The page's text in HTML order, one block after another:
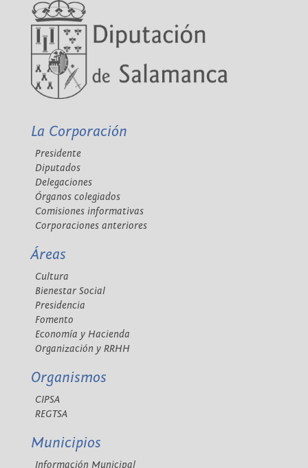
La Corporación
Presidente
Diputados
Delegaciones
Órganos colegiados
Comisiones informativas
Corporaciones anteriores
Áreas
Cultura
Bienestar Social
Presidencia
Fomento
Economía y Hacienda
Organización y RRHH
Organismos
CIPSA
REGTSA
Municipios
Información Municipal